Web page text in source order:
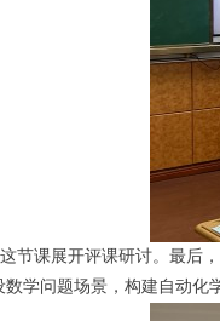
节课展开评课研讨。最后
学问题场景，构建自动化